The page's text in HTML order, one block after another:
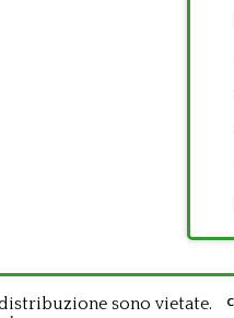
sono vietate.